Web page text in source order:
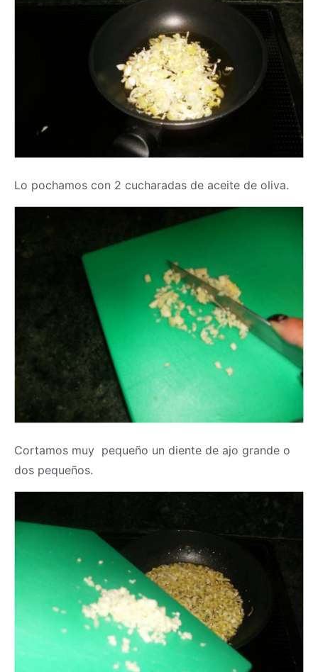
Lo pochamos con 2 cucharadas de aceite de oliva.
Cortamos muy pequeño un diente de ajo grande o
dos pequeños.